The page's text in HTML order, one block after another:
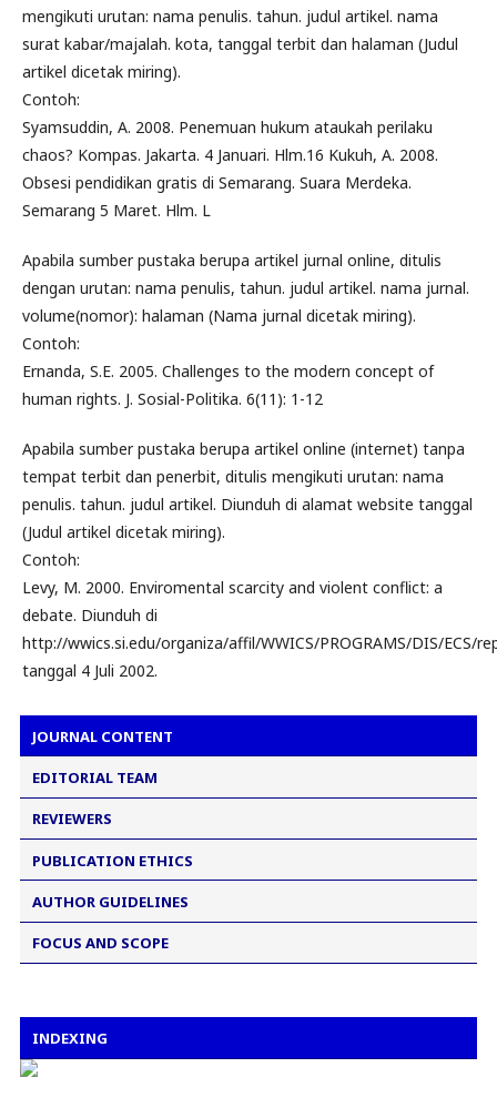
mengikuti urutan: nama penulis. tahun. judul artikel. nama
surat kabar/majalah. kota, tanggal terbit dan halaman (Judul
artikel dicetak miring).
Contoh:
Syamsuddin, A. 2008. Penemuan hukum ataukah perilaku
chaos? Kompas. Jakarta. 4 Januari. Hlm.16 Kukuh, A. 2008.
Obsesi pendidikan gratis di Semarang. Suara Merdeka.
Semarang 5 Maret. Hlm. L
Apabila sumber pustaka berupa artikel jurnal online, ditulis
dengan urutan: nama penulis, tahun. judul artikel. nama jurnal.
volume(nomor): halaman (Nama jurnal dicetak miring).
Contoh:
Ernanda, S.E. 2005. Challenges to the modern concept of
human rights. J. Sosial-Politika. 6(11): 1-12
Apabila sumber pustaka berupa artikel online (internet) tanpa
tempat terbit dan penerbit, ditulis mengikuti urutan: nama
penulis. tahun. judul artikel. Diunduh di alamat website tanggal
(Judul artikel dicetak miring).
Contoh:
Levy, M. 2000. Enviromental scarcity and violent conflict: a
debate. Diunduh di
http://wwics.si.edu/organiza/affil/WWICS/PROGRAMS/DIS/ECS/
tanggal 4 Juli 2002.
JOURNAL CONTENT
EDITORIAL TEAM
REVIEWERS
PUBLICATION ETHICS
AUTHOR GUIDELINES
FOCUS AND SCOPE
INDEXING